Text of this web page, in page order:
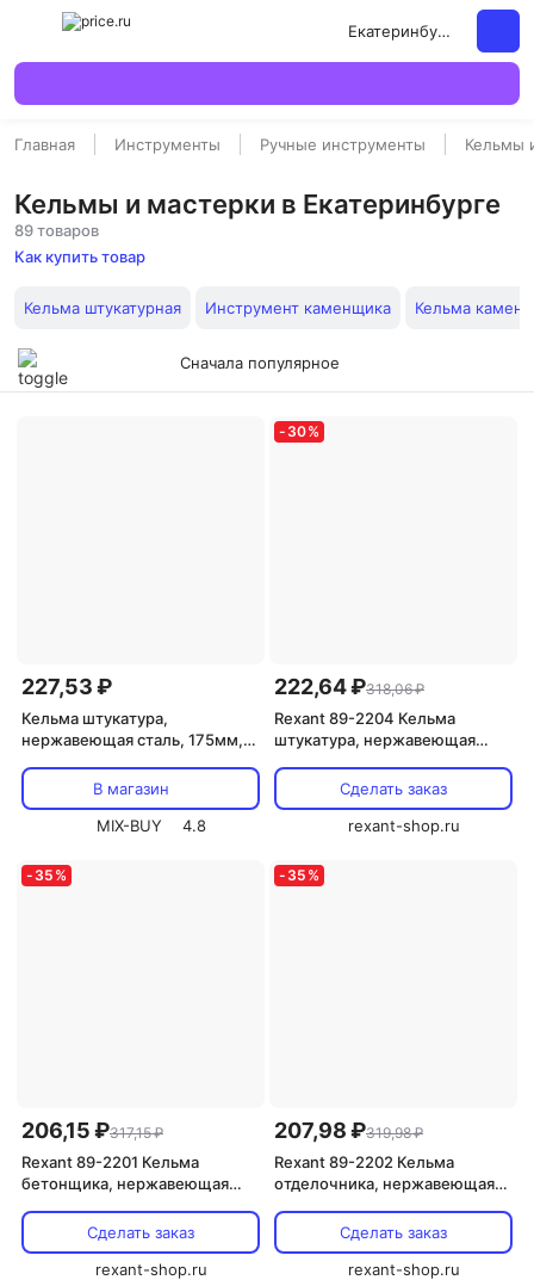
Екатеринбург
Главная Инструменты Ручные инструменты Кельмы
Кельмы и мастерки в Екатеринбурге
89 товаров
Как купить товар
Кельма штукатурная Инструмент каменщика Кельма
Сначала популярное
227,53 ₽
Кельма штукатура,
нержавеющая сталь, 175мм,
цена за 1 штВ магазин
MIX-BUY
4.8
- 30%
222,64 ₽318,06 ₽
Rexant 89-2204 Кельма
штукатура, нержавеющая
Сделать заказ
rexant-shop.ru
- 35 %
206,15 ₽317,15 ₽
Rexant 89-2201 Кельма
бетонщика, нержавеющая
Сделать заказ
rexant-shop.ru
- 35 %
207,98 ₽319,98 ₽
Rexant 89-2202 Кельма
отделочника, нержавеющая
Сделать заказ
rexant-shop.ru